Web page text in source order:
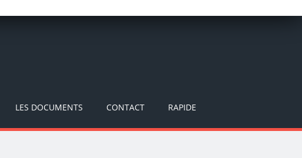
LES DOCUMENTS CONTACT RAPIDE